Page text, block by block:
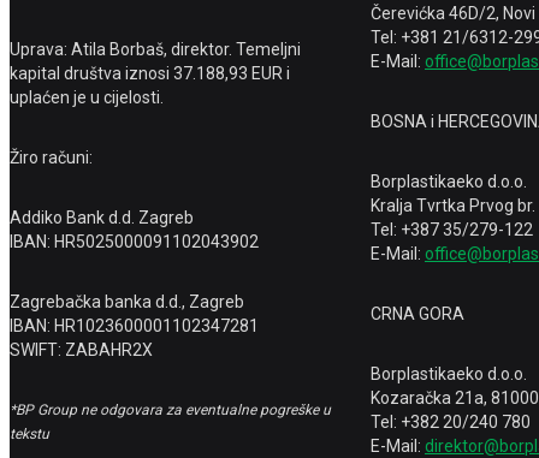
Uprava: Atila Borbaš, direktor. Temeljni
kapital društva iznosi 37.188,93 EUR i
uplaćen je u cijelosti.
Žiro računi:
Addiko Bank d.d. Zagreb
IBAN: HR5025000091102043902
Zagrebačka banka d.d., Zagreb
IBAN: HR1023600001102347281
SWIFT: ZABAHR2X
*BP Group ne odgovara za eventualne pogreške u
tekstu
Čerevićka 46D/2, Novi
Tel: +381 21/6312-
E-Mail:
BOSNA i
Borplastikaeko d.o.o.
Kralja Tvrtka Prvog
Tel: +387 35/279-122
E-Mail:
CRNA GORA
Borplastikaeko d.o.o.
Kozaračka 21a,
Tel: +382 20/240 780
E-Mail: